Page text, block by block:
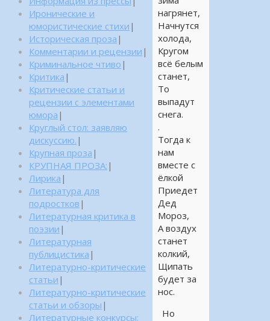
нагрянет,
Начнутся
холода,
Кругом
всё белым
станет,
То
выпадут
снега.
.
Тогда к
нам
вместе с
ёлкой
Приедет
Дед
Мороз,
А воздух
станет
колкий,
Щипать
будет за
нос.
Но
Иронические и
юмористические стихи |
Историческая проза |
Комментарии и рецензии |
Криминальное чтиво |
Критика |
Критические статьи и
рецензии с элементами
юмора |
Круглый стол: заявляю
дискуссию. |
Крупная проза |
КРУПНАЯ ПРОЗА: |
Лирика |
Литература для
подростков |
Литературная критика в
поэзии |
Литературная
публицистика |
Литературно-критические
статьи |
Литературно-критические
статьи и обзоры |
Литературные конкурсы: